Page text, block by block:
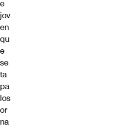
e
jov
en
qu
e
se
ta
pa
los
or
na